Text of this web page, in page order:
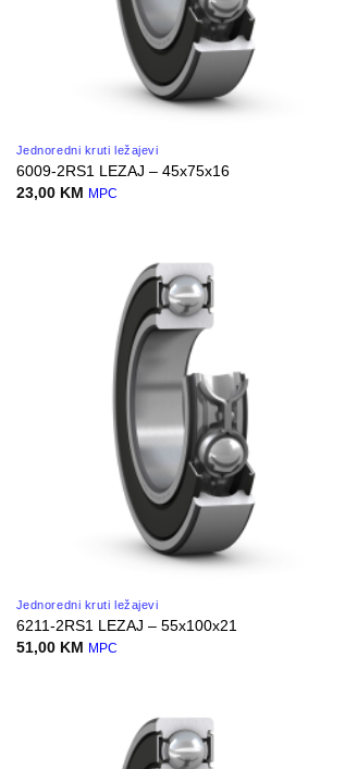
Jednoredni kruti ležajevi
6009-2RS1 LEZAJ – 45x75x16
23,00 KM MPC
Jednoredni kruti ležajevi
6211-2RS1 LEZAJ – 55x100x21
51,00 KM MPC